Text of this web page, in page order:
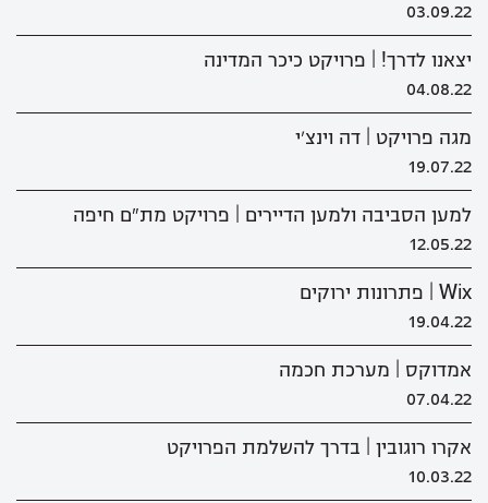
03.09.22
יצאנו לדרך! | פרויקט כיכר המדינה
04.08.22
מגה פרויקט | דה וינצ'י
19.07.22
למען הסביבה ולמען הדיירים | פרויקט מת"ם חיפה
12.05.22
Wix | פתרונות ירוקים
19.04.22
אמדוקס | מערכת חכמה
07.04.22
אקרו רוגובין | בדרך להשלמת הפרויקט
10.03.22